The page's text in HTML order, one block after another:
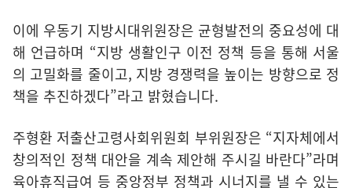
이에 우동기 지방시대위원장은 균형발전의 중요성에 대
해 언급하며 “지방 생활인구 이전 정책 등을 통해 서울
의 고밀화를 줄이고, 지방 경쟁력을 높이는 방향으로 정
책을 추진하겠다”라고 밝혔습니다.
주형환 저출산고령사회위원회 부위원장은 “지자체에서
창의적인 정책 대안을 계속 제안해 주시길 바란다”라며
육아휴직급여 등 중앙정부 정책과 시너지를 낼 수 있는